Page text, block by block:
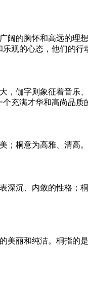
阔的胸怀和高远的
观的心态，他们的
，伽字则象征着音乐
充满才华和高尚品质
；桐意为高雅、清高
深沉、内敛的性格；
美丽和纯洁。桐指的